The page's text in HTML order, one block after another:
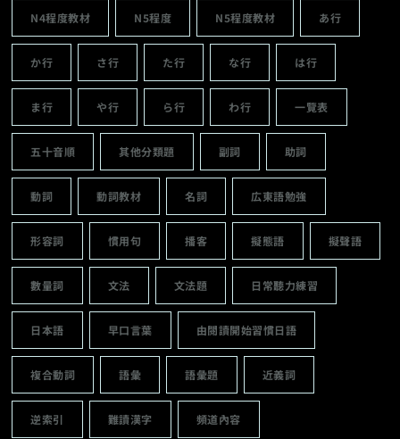
N4程度教材 N5程度 N5程度教材 あ行
か行 さ行 た行 な行 は行
ま行 や行 ら行 わ行 一覽表
五十音順 其他分類題 副詞 助詞
動詞 動詞教材 名詞 広東語勉強
形容詞 慣用句 播客 擬態語 擬聲語
數量詞 文法 文法題 日常聽力練習
日本語 早口言葉 由閱讀開始習慣日語
複合動詞 語彙 語彙題 近義詞
逆索引 難讀漢字 頻道內容